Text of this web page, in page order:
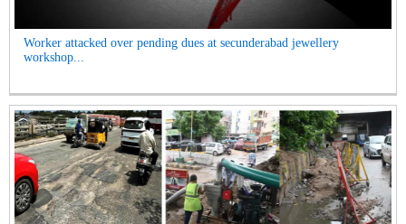
Worker attacked over pending dues at secunderabad jewellery
workshop...